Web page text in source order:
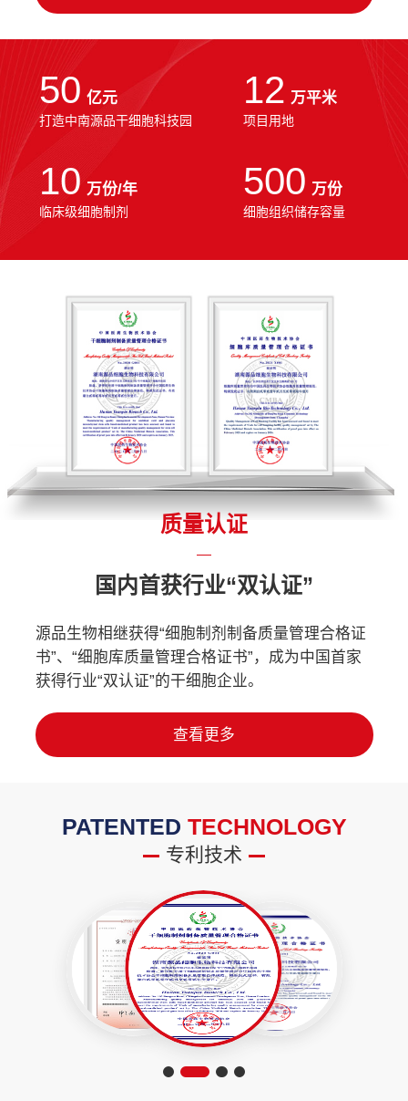
50 亿元
打造中南源品干细胞科技园
12 万平米
项目用地
10 万份/年
临床级细胞制剂
500 万份
细胞组织储存容量
质量认证
国内首获行业“双认证”
源品生物相继获得“细胞制剂制备质量管理合格证
书”、“细胞库质量管理合格证书”，成为中国首家
获得行业“双认证”的干细胞企业。
查看更多
PATENTED TECHNOLOGY
专利技术